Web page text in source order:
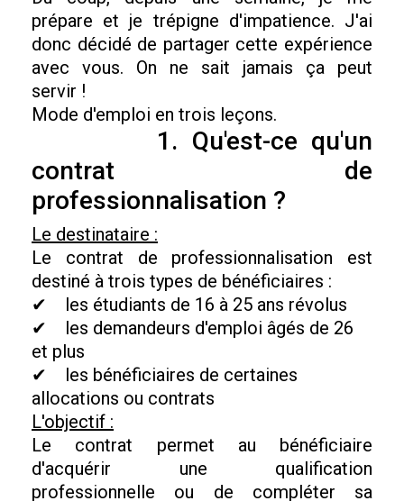
prépare et je trépigne d'impatience. J'ai
donc décidé de partager cette expérience
avec vous. On ne sait jamais ça peut
servir !
Mode d'emploi en trois leçons.
1. Qu'est-ce qu'un
contrat de
professionnalisation ?
Le destinataire :
Le contrat de professionnalisation est
destiné à trois types de bénéficiaires :
✔ les étudiants de 16 à 25 ans révolus
✔ les demandeurs d'emploi âgés de 26
et plus
✔ les bénéficiaires de certaines
allocations ou contrats
L'objectif :
Le contrat permet au bénéficiaire
d'acquérir une qualification
professionnelle ou de compléter sa